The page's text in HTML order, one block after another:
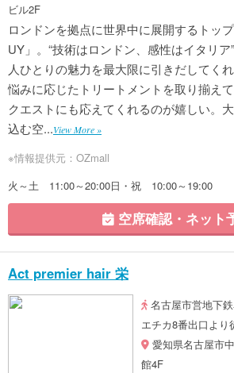
ビル2F
ロンドンを拠点に世界中に展開するトッ
UY」。“技術はロンドン、感性はイタリ
人ひとりの魅力を最大限に引きだしてく
悩みに応じたトリートメントを取り揃え
クエストにも応えてくれるのが嬉しい。
込む空...View More »
※情報提供元：OZmall
火～土 11:00～20:00日・祝 10:00～19:00
空席確認・ネット
Act premier hair 栄
名古屋市営地下
エチカ8番出口より
愛知県名古屋市
館4F